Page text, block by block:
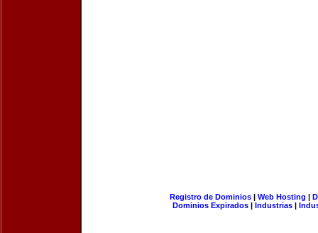
Registro de Dominios| Web Hosting |
Dominios Expirados | Industrias |